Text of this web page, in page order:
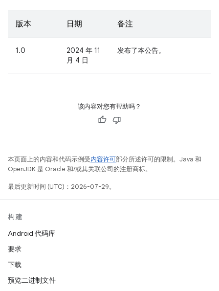
版本 日期 备注
1.0
2024 年 11
月 4 日
发布了本公告。
该内容对您有帮助吗？
本页面上的内容和代码示例受内容许可部分所述许可的限制。Java 和
OpenJDK 是 Oracle 和/或其关联公司的注册商标。
最后更新时间 (UTC)：2026-07-29。
构建
Android 代码库
要求
下载
预览二进制文件